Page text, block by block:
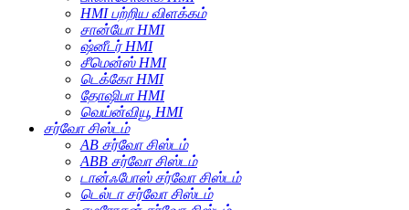
HMI பற்றிய விளக்கம்
சான்யோ HMI
ஷ்னீடர் HMI
சீமென்ஸ் HMI
டெக்கோ HMI
தோஷிபா HMI
வெய்ன்வியூ HMI
சர்வோ சிஸ்டம்
AB சர்வோ சிஸ்டம்
ABB சர்வோ சிஸ்டம்
டான்ஃபோஸ் சர்வோ சிஸ்டம்
டெல்டா சர்வோ சிஸ்டம்